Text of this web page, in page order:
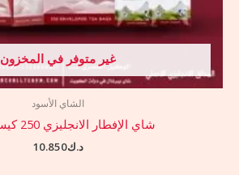
غير متوفر في المخزون
الشاي الأسود
شاي الإفطار الانجليزي 250 كيس مغلف
د.ك10.850